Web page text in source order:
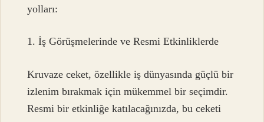
yolları:
1. İş Görüşmelerinde ve Resmi Etkinliklerde
Kruvaze ceket, özellikle iş dünyasında güçlü bir
izlenim bırakmak için mükemmel bir seçimdir.
Resmi bir etkinliğe katılacağınızda, bu ceketi